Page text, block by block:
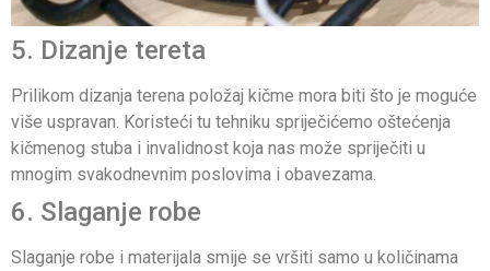
5. Dizanje tereta
Prilikom dizanja terena položaj kičme mora biti što je moguće
više uspravan. Koristeći tu tehniku spriječićemo oštećenja
kičmenog stuba i invalidnost koja nas može spriječiti u
mnogim svakodnevnim poslovima i obavezama.
6. Slaganje robe
Slaganje robe i materijala smije se vršiti samo u količinama